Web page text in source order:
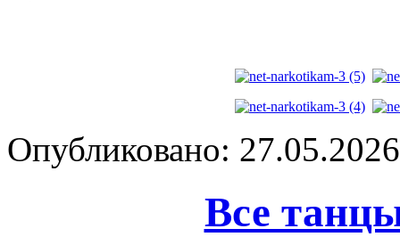
Опубликовано:
Все